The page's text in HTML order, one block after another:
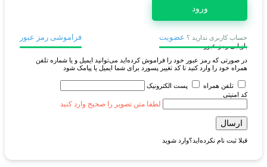
حساب کاربری ندارید ؟عضویت فراموشی رمز عبور
بازیابی رمز عبور
در صورتی که رمز عبور خود را فراموش کرده‌اید می‌توانید ایمیل و یا شماره تلفن
همراه خود را وارد کنید تا کد تغییر پسورد برای شما ایمیل یا پیامک شود
تلفن همراه
پست الکترونیک
کد امنیتی
لطفا متن تصویر را صحیح وارد کنید
ارسال
قبلا ثبت نام نکرده‌اید؟ وارد شوید